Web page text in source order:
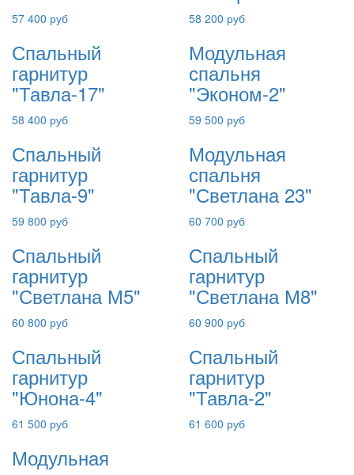
57 400 руб 58 200 руб
Спальный
гарнитур
"Тавла-17"
58 400 руб
Модульная
спальня
"Эконом-2"
59 500 руб
Спальный
гарнитур
"Тавла-9"
59 800 руб
Модульная
спальня
"Светлана 23"
60 700 руб
Спальный
гарнитур
"Светлана М5"
60 800 руб
Спальный
гарнитур
"Светлана М8"
60 900 руб
Спальный
гарнитур
"Юнона-4"
61 500 руб
Спальный
гарнитур
"Тавла-2"
61 600 руб
Модульная